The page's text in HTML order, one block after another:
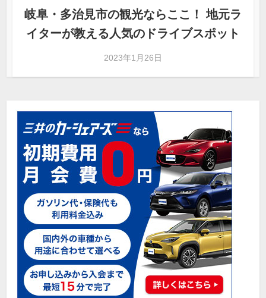
岐阜・多治見市の観光ならここ！ 地元ラ
イターが教える人気のドライブスポット
2023年1月26日